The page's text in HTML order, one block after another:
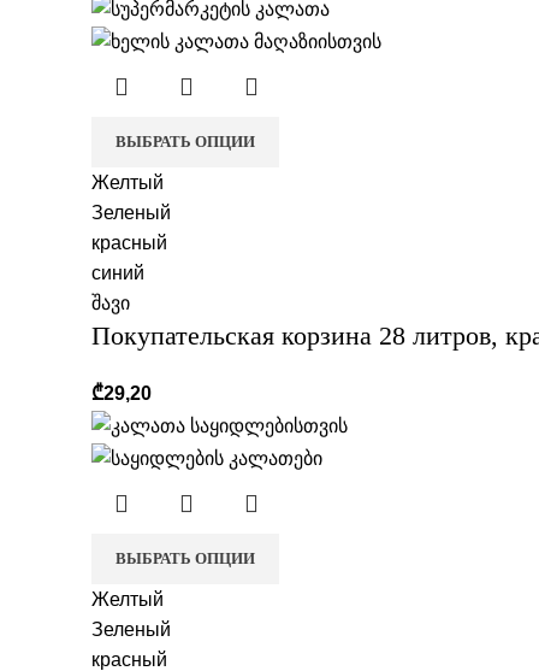
ВЫБРАТЬ ОПЦИИ
Желтый
Зеленый
красный
синий
შავი
Покупательская корзина 28 литров,
₾29,20
ВЫБРАТЬ ОПЦИИ
Желтый
Зеленый
красный